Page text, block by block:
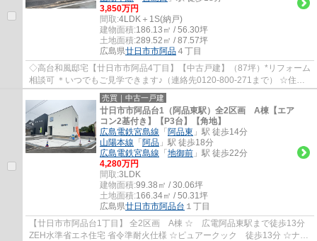
3,850万円
間取:4LDK＋1S(納戸)
建物面積:186.13㎡ / 56.30坪
土地面積:289.52㎡ / 87.57坪
広島県廿日市市阿品 ４丁目
◇高台和風邸宅【廿日市市阿品4丁目】【中古戸建】（87坪）*リフォーム
相談可 ＊いつでもご見学できます♪（連絡先0120-800-271まで） ☆住友
林業の家 ☆高台の邸宅 ☆2階にミニキッチンあ...
売買｜中古一戸建
廿日市市阿品台1（阿品東駅）全2区画 A棟【エア
コン2基付き】【P3台】【角地】
広島電鉄宮島線 「 阿品東 」駅 徒歩14分
山陽本線 「 阿品 」駅 徒歩18分
広島電鉄宮島線 「 地御前 」駅 徒歩22分
4,280万円
間取:3LDK
建物面積:99.38㎡ / 30.06坪
土地面積:166.34㎡ / 50.31坪
広島県廿日市市阿品台 １丁目
【廿日市市阿品台1丁目】 全2区画 A棟 ☆ 広電阿品東駅まで徒歩13分
ZEH水準省エネ住宅 省令準耐火仕様 ☆ピュアークック 徒歩13分 ☆ナフ